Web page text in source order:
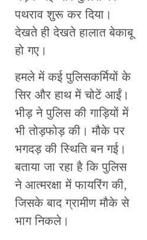
पथराव शुरू कर दिया।
देखते ही देखते हालात बेकाबू
हो गए।
हमले में कई पुलिसकर्मियों के
सिर और हाथ में चोटें आईं।
भीड़ ने पुलिस की गाड़ियों में
भी तोड़फोड़ की। मौके पर
भगदड़ की स्थिति बन गई।
बताया जा रहा है कि पुलिस
ने आत्मरक्षा में फायरिंग की,
जिसके बाद ग्रामीण मौके से
भाग निकले।